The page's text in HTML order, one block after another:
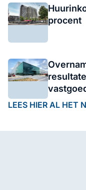
procent
LEES HIER AL HET